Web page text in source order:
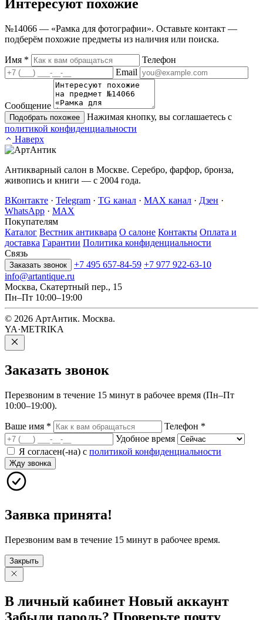
Интересуют похожие
№14066 — «Рамка для фотографии». Оставьте контакт —
подберём похожие предметы из наличия или поиска.
Имя *
Телефон
Email
Сообщение
Подобрать похожее
Нажимая кнопку, вы соглашаетесь с
политикой конфиденциальности
Наверх
Антикварный салон в Москве. Серебро, фарфор, бронза,
живопись и книги — с 2004 года.
ВКонтакте · Telegram · TG канал · MAX канал · Дзен ·
WhatsApp · MAX
Покупателям
Каталог Вестник антиквара О салоне Контакты Оплата и
доставка Гарантии Политика конфиденциальности
Связь
Заказать звонок +7 495 657-84-59 +7 977 922-63-10
info@artantique.ru
Москва, Скатертный пер., 15
Пн–Пт 10:00–19:00
© 2026 АртАнтик. Москва.
YA·METRIKA
Заказать звонок
Перезвоним в течение 15 минут в рабочее время (Пн–Пт
10:00–19:00).
Ваше имя * Телефон *
Удобное время
Я согласен(-на) с политикой конфиденциальности
Жду звонка
Заявка принята!
Перезвоним вам в течение 15 минут в рабочее время.
Закрыть
В личный кабинет Новый аккаунт
Забыли пароль? Проверьте почту